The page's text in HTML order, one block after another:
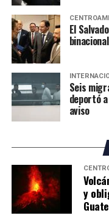
El
Seis
deportó
aviso
y